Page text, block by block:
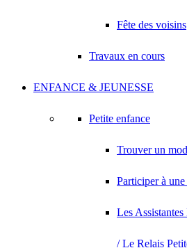
Fête des voisins
Travaux en cours
ENFANCE & JEUNESSE
Petite enfance
Trouver un
Participer à
Les
/ Le Relais